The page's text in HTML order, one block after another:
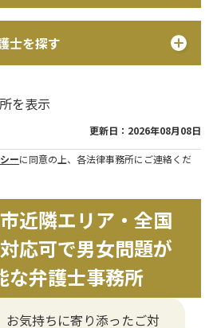
士を探す
を表示
更新日：2026年08月08日
ーに同意の上、各法律事務所にご連絡くだ
近隣エリア・全国
応可で男女問題が
な弁護士事務所
お気持ちに寄り添ったご対